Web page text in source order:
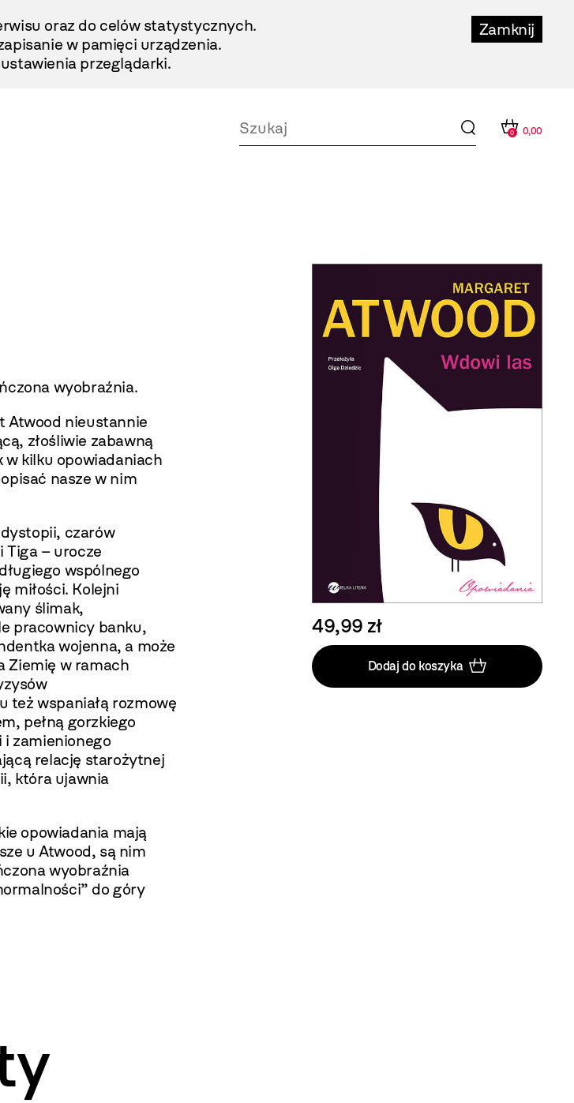
Zamknij
oraz do celów statystycznych.
w pamięci urządzenia.
przeglądarki.
0 0,00
wyobraźnia.
Atwood nieustannie
złośliwie zabawną
w kilku opowiadaniach
nasze w nim
czarów
Tiga – urocze
wspólnego
miłości. Kolejni
ślimak,
pracownicy banku,
wojenna, a może
Ziemię w ramach
wspaniałą rozmowę
pełną gorzkiego
zamienionego
relację starożytnej
która ujawnia
opowiadania mają
u Atwood, są nim
wyobraźnia
do góry
49,99 zł
Dodaj do koszyka